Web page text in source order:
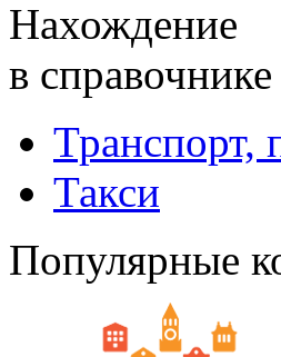
Нахождение
в справочнике
Транспорт,
Такси
Популярные